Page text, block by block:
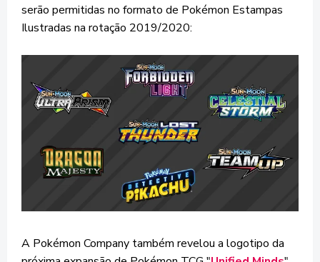
serão permitidas no formato de Pokémon Estampas
Ilustradas na rotação 2019/2020:
A Pokémon Company também revelou a logotipo da